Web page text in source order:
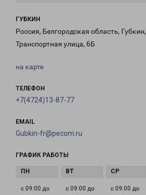
ГУБКИН
Россия, Белгородская область, Губкин,
Транспортная улица, 6Б
на карте
ТЕЛЕФОН
+7(4724)13-87-77
EMAIL
Gubkin-fr@pecom.ru
ГРАФИК РАБОТЫ
с 09:00 до
с 09:00 до
с 09:00 до